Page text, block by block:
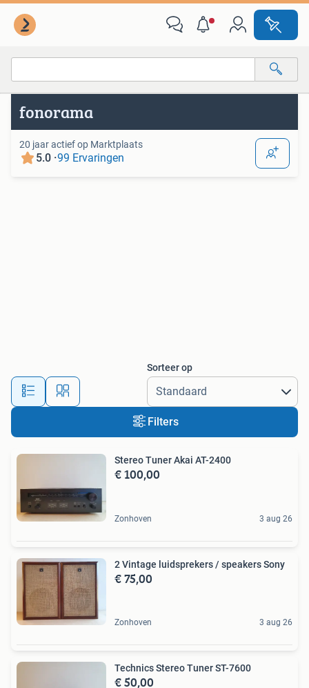
Alle afstanden…
Van deze adverteerder
fonorama
20 jaar actief op Marktplaats
5.0 ·99 Ervaringen
Sorteer op
Filters
Stereo Tuner Akai AT-2400
€ 100,00
Zonhoven 3 aug 26
2 Vintage luidsprekers / speakers Sony
€ 75,00
Zonhoven 3 aug 26
Technics Stereo Tuner ST-7600
€ 50,00